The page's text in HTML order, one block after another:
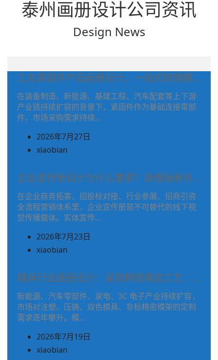
泰州画册设计公司资讯
Design News
工业紧固件产品画册设计，一站式梳理螺…
在装备制造、新能源、基建工程、汽车配套等上下游
产业链持续扩容的背景下，紧固件作为基础连接零部
件，市场采购需求持续...
2026年7月27日
(在
章
者
姓
之
前
用)
作
者
xiaobian
企业宣传册设计为什么重要？读懂画册对…
在企业商务拓客、招投标对接、行业参展、招商引资
全流程营销体系里，企业宣传册是不可替代的线下视
觉传播载体。实体宣传...
2026年7月23日
(在
章
者
姓
之
前
xiaobian
模具行业画册设计：呈现精密模造工艺，…
新能源、汽车零部件、家电、3C 电子产业持续扩容，
市场对注塑、压铸、双色模具、非标精密模架的定制
需求逐年攀升。模...
2026年7月19日
(在
xiaobian